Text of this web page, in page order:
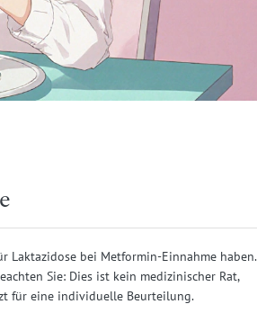
Laktazidose bei Metformin-Einnahme haben.
Sie: Dies ist kein medizinischer Rat,
für eine individuelle Beurteilung.